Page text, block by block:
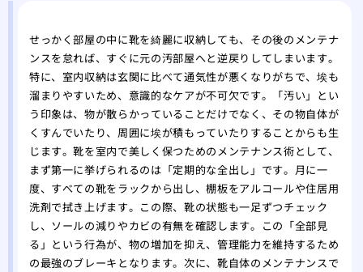
ゴ
一
す
汚
相場
せっかく部屋の中に靴を綺麗に収納しても、その後のメンテナ
ンスを怠れば、すぐに元の汚部屋へと逆戻りしてしまいます。
特に、室内収納は玄関に比べて通気性が悪くなりがちで、埃も
溜まりやすいため、意識的なケアが不可欠です。「汚い」とい
う印象は、物が散らかっていることだけでなく、その物自体が
くすんでいたり、周囲に埃が積もっていたりすることからも生
じます。靴を室内で美しく保つためのメンテナンス術として、
まず第一に挙げられるのは「定期的な全出し」です。月に一
度、すべての靴をラックから出し、棚板をアルコールや住居用
洗剤で拭き上げます。この際、靴の状態も一足ずつチェック
し、ソールの減りやカビの有無を確認します。この「全部見
る」という行為が、物の増加を抑え、管理能力を維持するため
の最強のブレーキとなります。次に、靴自体のメンテナンスで